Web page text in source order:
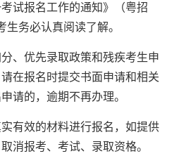
试报名工作的通知》（粤招
生务必认真阅读了解。
分、优先录取政策和残疾考生申
在报名时提交书面申请和相关
请的，逾期不再办理。
实有效的材料进行报名，如提供
消报考、考试、录取资格。